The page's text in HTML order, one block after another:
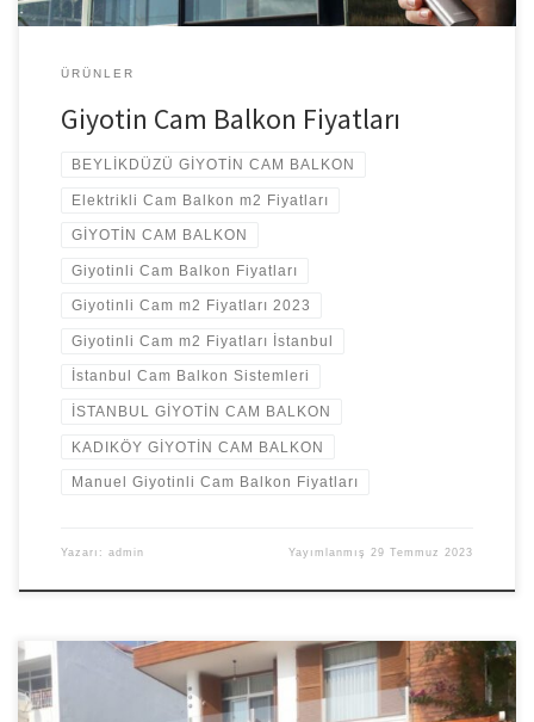
ÜRÜNLER
Giyotin Cam Balkon Fiyatları
BEYLİKDÜZÜ GİYOTİN CAM BALKON
Elektrikli Cam Balkon m2 Fiyatları
GİYOTİN CAM BALKON
Giyotinli Cam Balkon Fiyatları
Giyotinli Cam m2 Fiyatları 2023
Giyotinli Cam m2 Fiyatları İstanbul
İstanbul Cam Balkon Sistemleri
İSTANBUL GİYOTİN CAM BALKON
KADIKÖY GİYOTİN CAM BALKON
Manuel Giyotinli Cam Balkon Fiyatları
Yazarı: admin Yayımlanmış 29 Temmuz 2023